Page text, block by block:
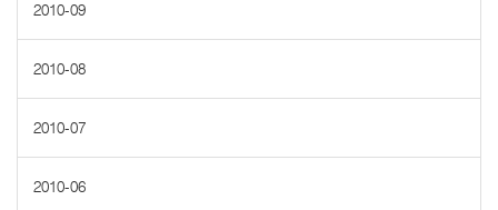
2010-09
2010-08
2010-07
2010-06